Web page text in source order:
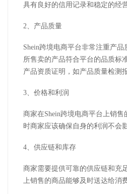
具有良好的信用记录和稳定的经
2、产品质量
Shein跨境电商平台非常注重产
所售卖的产品符合平台的品质标
产品资质证明，如产品质量检测
3、价格和利润
商家在Shein跨境电商平台上销
时商家应该确保自身的利润不会
4、供应链和库存
商家需要提供可靠的供应链和充
上销售的商品能够及时送达给消